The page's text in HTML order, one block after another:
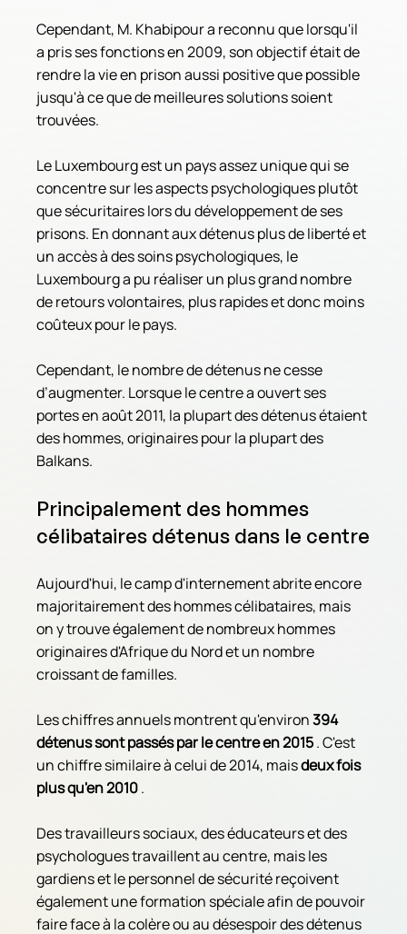
Cependant, M. Khabipour a reconnu que lorsqu'il
a pris ses fonctions en 2009, son objectif était de
rendre la vie en prison aussi positive que possible
jusqu'à ce que de meilleures solutions soient
trouvées.
Le Luxembourg est un pays assez unique qui se
concentre sur les aspects psychologiques plutôt
que sécuritaires lors du développement de ses
prisons. En donnant aux détenus plus de liberté et
un accès à des soins psychologiques, le
Luxembourg a pu réaliser un plus grand nombre
de retours volontaires, plus rapides et donc moins
coûteux pour le pays.
Cependant, le nombre de détenus ne cesse
d’augmenter. Lorsque le centre a ouvert ses
portes en août 2011, la plupart des détenus étaient
des hommes, originaires pour la plupart des
Balkans.
Principalement des hommes
célibataires détenus dans le centre
Aujourd'hui, le camp d'internement abrite encore
majoritairement des hommes célibataires, mais
on y trouve également de nombreux hommes
originaires d'Afrique du Nord et un nombre
croissant de familles.
Les chiffres annuels montrent qu'environ 394
détenus sont passés par le centre en 2015 . C'est
un chiffre similaire à celui de 2014, mais deux fois
plus qu'en 2010 .
Des travailleurs sociaux, des éducateurs et des
psychologues travaillent au centre, mais les
gardiens et le personnel de sécurité reçoivent
également une formation spéciale afin de pouvoir
faire face à la colère ou au désespoir des détenus